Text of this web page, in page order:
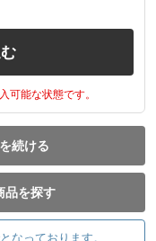
可能な状態です。
続ける
品を探す
なっております。